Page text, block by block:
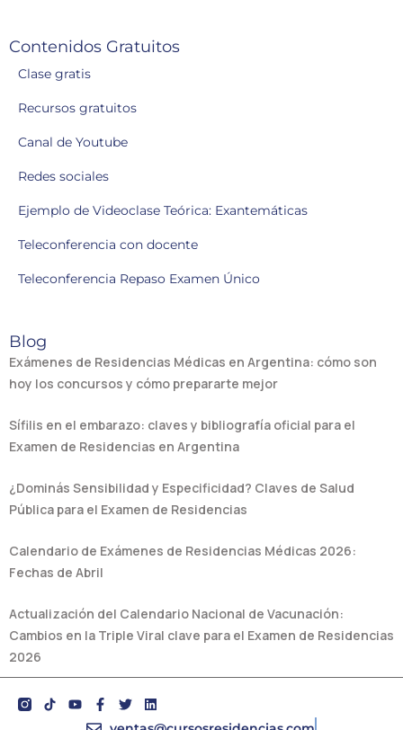
Contenidos Gratuitos
Clase gratis
Recursos gratuitos
Canal de Youtube
Redes sociales
Ejemplo de Videoclase Teórica: Exantemáticas
Teleconferencia con docente
Teleconferencia Repaso Examen Único
Blog
Exámenes de Residencias Médicas en Argentina: cómo son
hoy los concursos y cómo prepararte mejor
Sífilis en el embarazo: claves y bibliografía oficial para el
Examen de Residencias en Argentina
¿Dominás Sensibilidad y Especificidad? Claves de Salud
Pública para el Examen de Residencias
Calendario de Exámenes de Residencias Médicas 2026:
Fechas de Abril
Actualización del Calendario Nacional de Vacunación:
Cambios en la Triple Viral clave para el Examen de Residencias
2026
Y
o
F
a
T
w
L
i